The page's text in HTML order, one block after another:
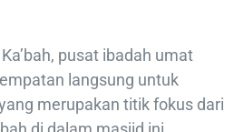
pusat ibadah umat
langsung untuk
merupakan titik fokus dari